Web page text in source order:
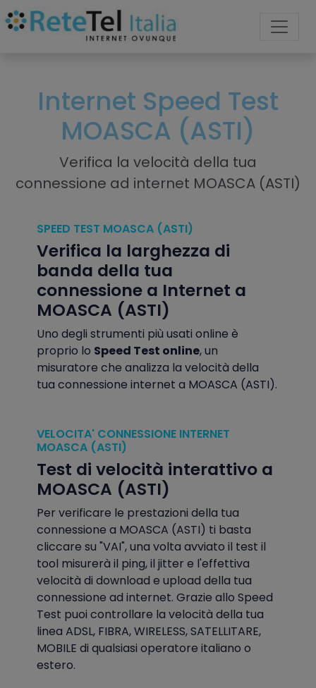
Internet Speed Test
MOASCA (ASTI)
Verifica la velocità della tua
connessione ad internet MOASCA (ASTI)
SPEED TEST MOASCA (ASTI)
Verifica la larghezza di
banda della tua
connessione a Internet a
MOASCA (ASTI)
Uno degli strumenti più usati online è
proprio lo Speed Test online, un
misuratore che analizza la velocità della
tua connessione internet a MOASCA (ASTI).
VELOCITA' CONNESSIONE INTERNET
MOASCA (ASTI)
Test di velocità interattivo a
MOASCA (ASTI)
Per verificare le prestazioni della tua
connessione a MOASCA (ASTI) ti basta
cliccare su "VAI", una volta avviato il test il
tool misurerà il ping, il jitter e l'effettiva
velocità di download e upload della tua
connessione ad internet. Grazie allo Speed
Test puoi controllare la velocità della tua
linea ADSL, FIBRA, WIRELESS, SATELLITARE,
MOBILE di qualsiasi operatore italiano o
estero.